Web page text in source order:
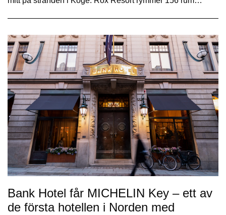
Bank Hotel får MICHELIN Key – ett av
de första hotellen i Norden med